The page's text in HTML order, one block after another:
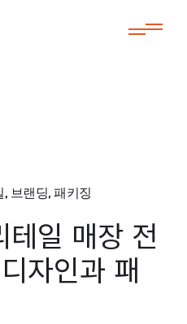
브랜딩, 패키징
테일 매장 전
자인과 패